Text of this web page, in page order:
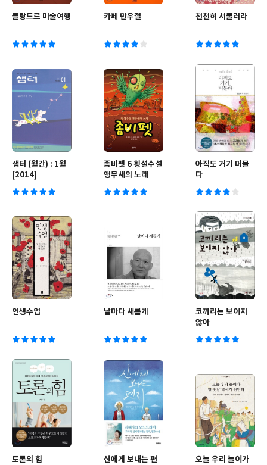
플랑드르 미술여행 카페 만우절 천천히 서둘러라
샘터 (월간) : 1월
[2014]
좀비펫 6 횡설수설
앵무새의 노래
아직도 거기 머물
다
인생수업 날마다 새롭게
코끼리는 보이지
않아
토론의 힘
신에게 보내는 편
오늘 우리 놀이가